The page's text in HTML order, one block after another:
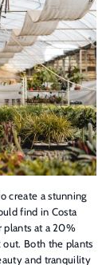
create a stunning
find in Costa
plants at a 20%
Both the plants
and tranquility